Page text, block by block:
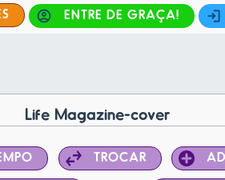
ENTRE DE GRAÇA!
Life Magazine-cover
TROCAR